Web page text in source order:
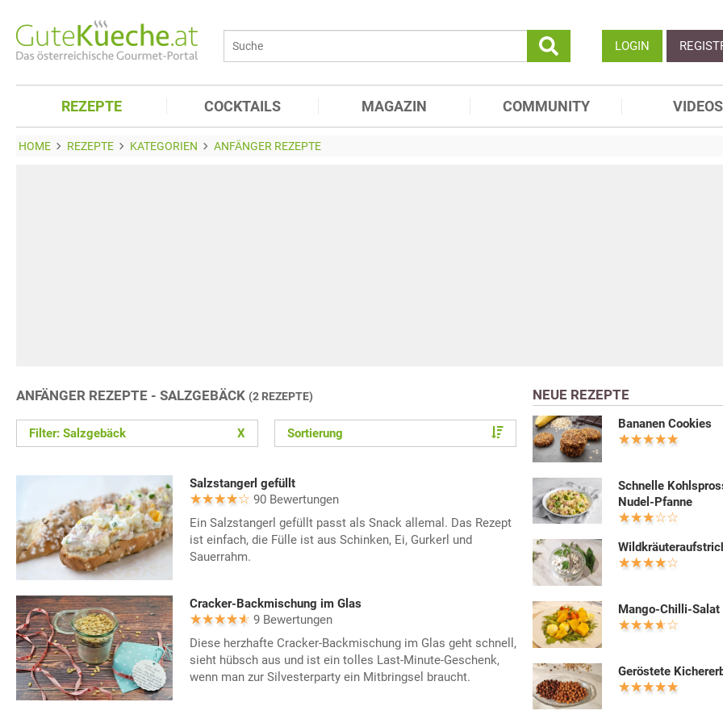
LOGIN
REZEPTE COCKTAILS MAGAZIN COMMUNITY VIDEOS
HOME REZEPTE KATEGORIEN ANFÄNGER REZEPTE
ANFÄNGER REZEPTE - SALZGEBÄCK (2 REZEPTE)
Filter: Salzgebäck X Sortierung
Salzstangerl gefüllt
90 Bewertungen
Ein Salzstangerl gefüllt passt als Snack allemal. Das Rezept
ist einfach, die Fülle ist aus Schinken, Ei, Gurkerl und
Sauerrahm.
Cracker-Backmischung im Glas
9 Bewertungen
Diese herzhafte Cracker-Backmischung im Glas geht schnell,
sieht hübsch aus und ist ein tolles Last-Minute-Geschenk,
wenn man zur Silvesterparty ein Mitbringsel braucht.
NEUE REZEPTE
Bananen Cookies
Schnelle
Nudel-Pfanne
Mango-Chilli-Salat
Geröstete